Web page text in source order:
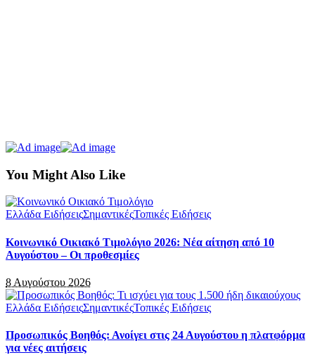
You Might Also Like
Ελλάδα ΕιδήσειςΣημαντικέςΤοπικές Ειδήσεις
Κοινωνικό Οικιακό Τιμολόγιο 2026: Νέα αίτηση από 10
Αυγούστου – Οι προθεσμίες
8 Αυγούστου 2026
Ελλάδα ΕιδήσειςΣημαντικέςΤοπικές Ειδήσεις
Προσωπικός Βοηθός: Ανοίγει στις 24 Αυγούστου η πλατφόρμα
για νέες αιτήσεις